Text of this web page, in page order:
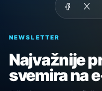
NEWSLETTER
Najvažnije
svemira na